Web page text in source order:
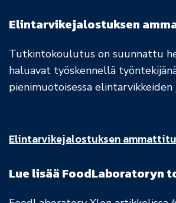
Elintarvikejalostuksen
Tutkintokoulutus on suunnattu
haluavat työskennellä
pienimuotoisessa elintarvikkeiden
Elintarvikejalostuksen
Lue lisää FoodLaboratoryn